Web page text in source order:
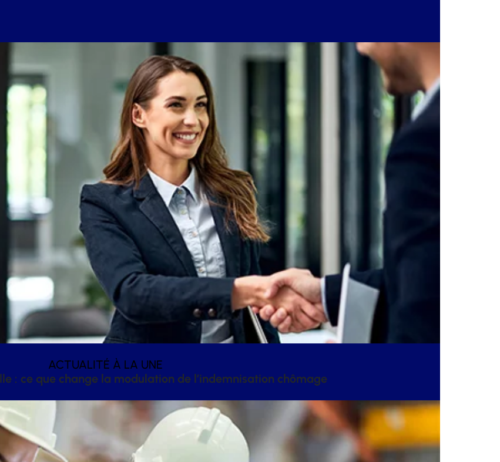
ACTUALITÉ À LA UNE
: ce que change la modulation de l’indemnisation chômage